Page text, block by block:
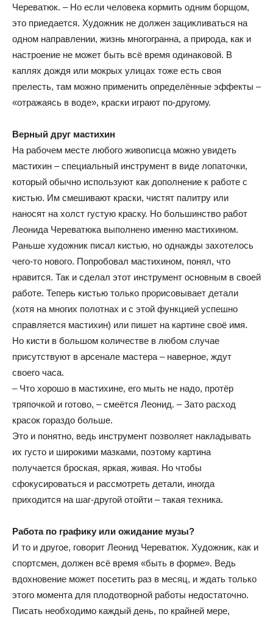
Череватюк. – Но если человека кормить одним борщом,
это приедается. Художник не должен зацикливаться на
одном направлении, жизнь многогранна, а природа, как и
настроение не может быть всё время одинаковой. В
каплях дождя или мокрых улицах тоже есть своя
прелесть, там можно применить определённые эффекты –
«отражаясь в воде», краски играют по-другому.
Верный друг мастихин
На рабочем месте любого живописца можно увидеть
мастихин – специальный инструмент в виде лопаточки,
который обычно используют как дополнение к работе с
кистью. Им смешивают краски, чистят палитру или
наносят на холст густую краску. Но большинство работ
Леонида Череватюка выполнено именно мастихином.
Раньше художник писал кистью, но однажды захотелось
чего-то нового. Попробовал мастихином, понял, что
нравится. Так и сделал этот инструмент основным в своей
работе. Теперь кистью только прорисовывает детали
(хотя на многих полотнах и с этой функцией успешно
справляется мастихин) или пишет на картине своё имя.
Но кисти в большом количестве в любом случае
присутствуют в арсенале мастера – наверное, ждут
своего часа.
– Что хорошо в мастихине, его мыть не надо, протёр
тряпочкой и готово, – смеётся Леонид. – Зато расход
красок гораздо больше.
Это и понятно, ведь инструмент позволяет накладывать
их густо и широкими мазками, поэтому картина
получается броская, яркая, живая. Но чтобы
сфокусироваться и рассмотреть детали, иногда
приходится на шаг-другой отойти – такая техника.
Работа по графику или ожидание музы?
И то и другое, говорит Леонид Череватюк. Художник, как и
спортсмен, должен всё время «быть в форме». Ведь
вдохновение может посетить раз в месяц, и ждать только
этого момента для плодотворной работы недостаточно.
Писать необходимо каждый день, по крайней мере,